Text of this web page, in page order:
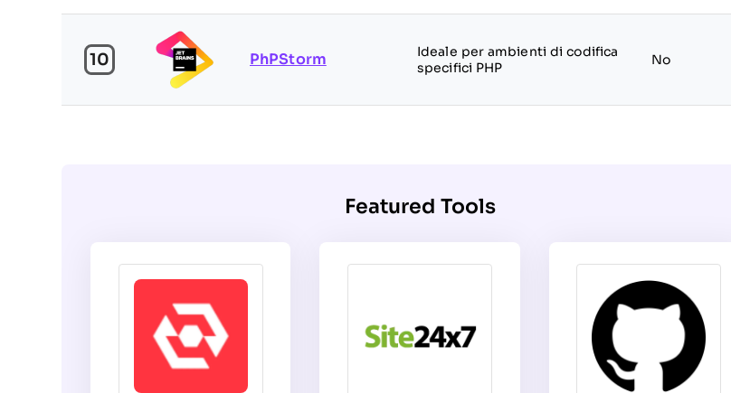
10 PhPStorm
Ideale per ambienti di codifica
specifici PHP
No
Featured Tools